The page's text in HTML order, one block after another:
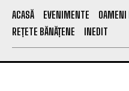
ACASĂ EVENIMENTE OAMENI
REȚETE BĂNĂȚENE
INEDIT